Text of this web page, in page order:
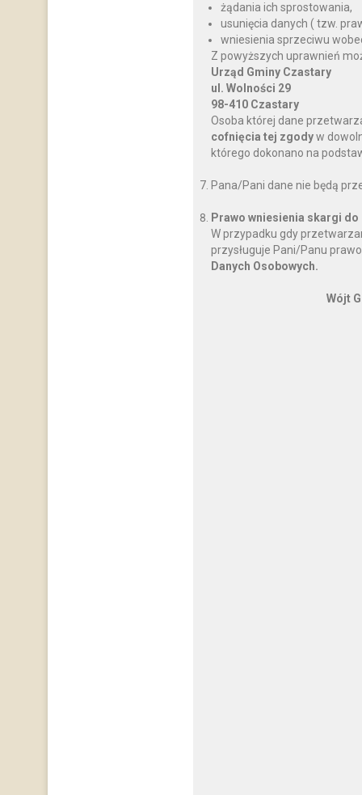
żądania ich sprostowania,
usunięcia danych ( tzw.
wniesienia sprzeciwu
Z powyższych uprawnień
Urząd Gminy Czastary
ul. Wolności 29
98-410 Czastary
Osoba której dane
cofnięcia tej zgodyw
którego dokonano na
Pana/Pani dane nie będą
Prawo wniesienia skargi
W przypadku gdy
przysługuje Pani/Panu
Danych Osobowych.
Wójt